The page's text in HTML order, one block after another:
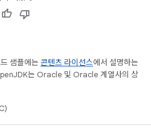
샘플에는 콘텐츠 라이선스에서 설명하는
는 Oracle 및 Oracle 계열사의 상